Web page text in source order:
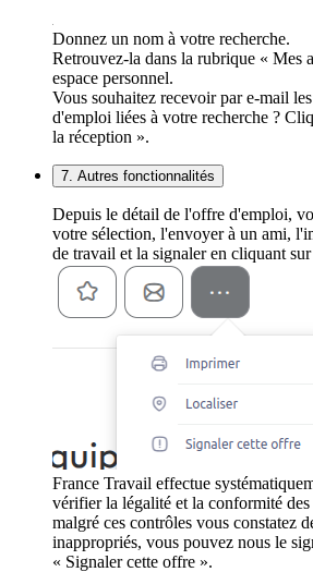
Donnez un nom à votre recherche.
Retrouvez-la dans la rubrique « Mes
espace personnel.
Vous souhaitez recevoir par e-mail
d'emploi liées à votre recherche ?
la réception ».
7. Autres fonctionnalités
Depuis le détail de l'offre d'emploi,
votre sélection, l'envoyer à un ami,
de travail et la signaler en cliquant sur
France Travail effectue
vérifier la légalité et la conformité
malgré ces contrôles vous constatez
inappropriés, vous pouvez nous le
« Signaler cette offre ».